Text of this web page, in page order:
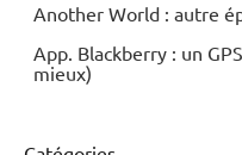
Another World : autre
App. Blackberry : un
mieux)